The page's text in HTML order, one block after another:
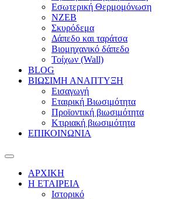
Εσωτερική Θερμομόνωση
ΝΖΕΒ
Σκυρόδεμα
Δάπεδο και ταράτσα
Βιομηχανικό δάπεδο
Τοίχων (Wall)
BLOG
ΒΙΩΣΙΜΗ ΑΝΑΠΤΥΞΗ
Εισαγωγή
Εταιρική Βιωσιμότητα
Προϊοντική βιωσιμότητα
Κτιριακή βιωσιμότητα
ΕΠΙΚΟΙΝΩΝΙΑ
ΑΡΧΙΚΗ
Η ΕΤΑΙΡΕΙΑ
Ιστορικό